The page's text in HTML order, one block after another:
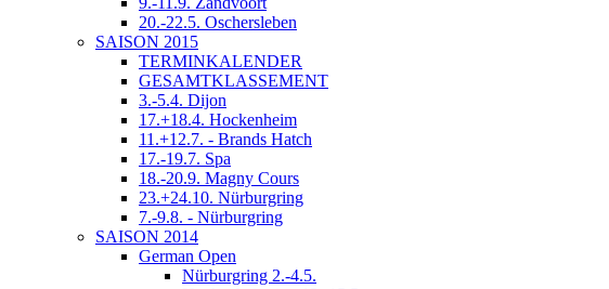
20.-22.5. Oschersleben
SAISON 2015
TERMINKALENDER
GESAMTKLASSEMENT
3.-5.4. Dijon
17.+18.4. Hockenheim
11.+12.7. - Brands Hatch
17.-19.7. Spa
18.-20.9. Magny Cours
23.+24.10. Nürburgring
7.-9.8. - Nürburgring
SAISON 2014
German Open
Nürburgring 2.-4.5.